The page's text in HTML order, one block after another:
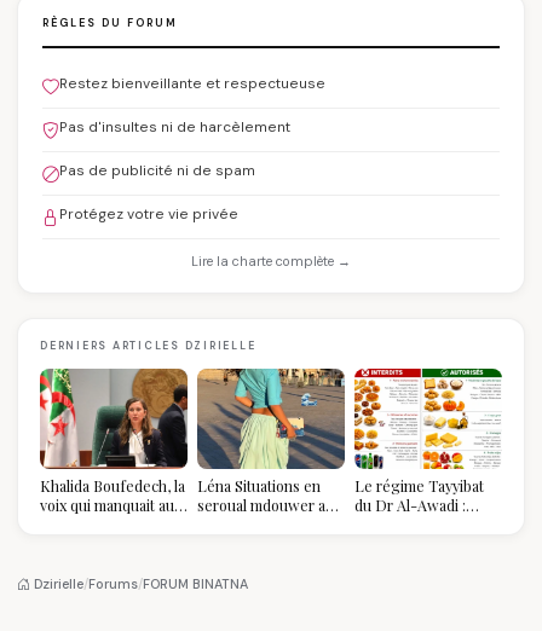
RÈGLES DU FORUM
Restez bienveillante et respectueuse
Pas d'insultes ni de harcèlement
Pas de publicité ni de spam
Protégez votre vie privée
Lire la charte complète →
DERNIERS ARTICLES DZIRIELLE
Khalida Boufedech, la
voix qui manquait au
Léna Situations en
seroual mdouwer au
pièce mode de l'été
Le régime Tayyibat
du Dr Al-Awadi :
Dzirielle/Forums/FORUM BINATNA